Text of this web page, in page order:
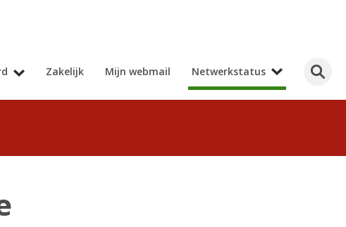
Zakelijk Mijn webmail Netwerkstatus